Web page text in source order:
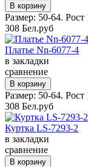
Размер: 50-64.
308 Бел.руб
Платье Nn-6077-4
в закладки
сравнение
Размер: 50-64.
308 Бел.руб
Куртка LS-7293-2
в закладки
сравнение